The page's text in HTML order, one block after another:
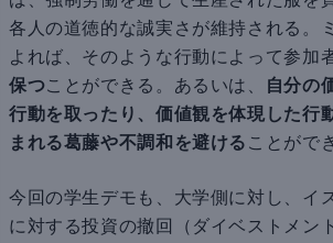
各人の道徳的な誠実さが維持される。
よれば、そのような行動によって参加
保つことができる。あるいは、
自分の
行動を取ったり、価値観を体現した行
まれる葛藤や不調和を避ける ことがで
今回の学生デモも、大学側に対し、イ
に対する投資の撤回（ダイベストメン